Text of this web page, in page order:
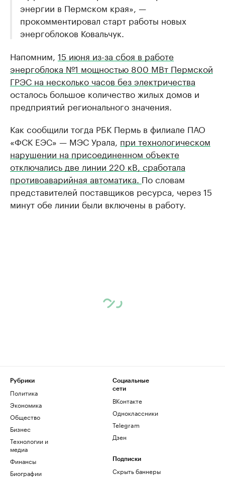
энергии в Пермском края», —
прокомментировал старт работы новых
энергоблоков Ковальчук.
Напомним, 15 июня из-за сбоя в работе
энергоблока №1 мощностью 800 МВт Пермской
ГРЭС на несколько часов без электричества
осталось большое количество жилых домов и
предприятий регионального значения.
Как сообщили тогда РБК Пермь в филиале ПАО
«ФСК ЕЭС» — МЭС Урала, при технологическом
нарушении на присоединенном объекте
отключались две линии 220 кВ, сработала
противоаварийная автоматика. По словам
представителей поставщиков ресурса, через 15
минут обе линии были включены в работу.
Рубрики
Политика
Экономика
Общество
Бизнес
Технологии и
медиа
Финансы
Биографии
Социальные
сети
ВКонтакте
Одноклассники
Telegram
Дзен
Подписки
Скрыть баннеры